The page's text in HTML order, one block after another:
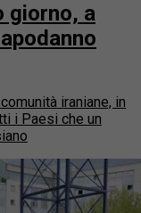
giorno, a
iraniane, in
i Paesi che un